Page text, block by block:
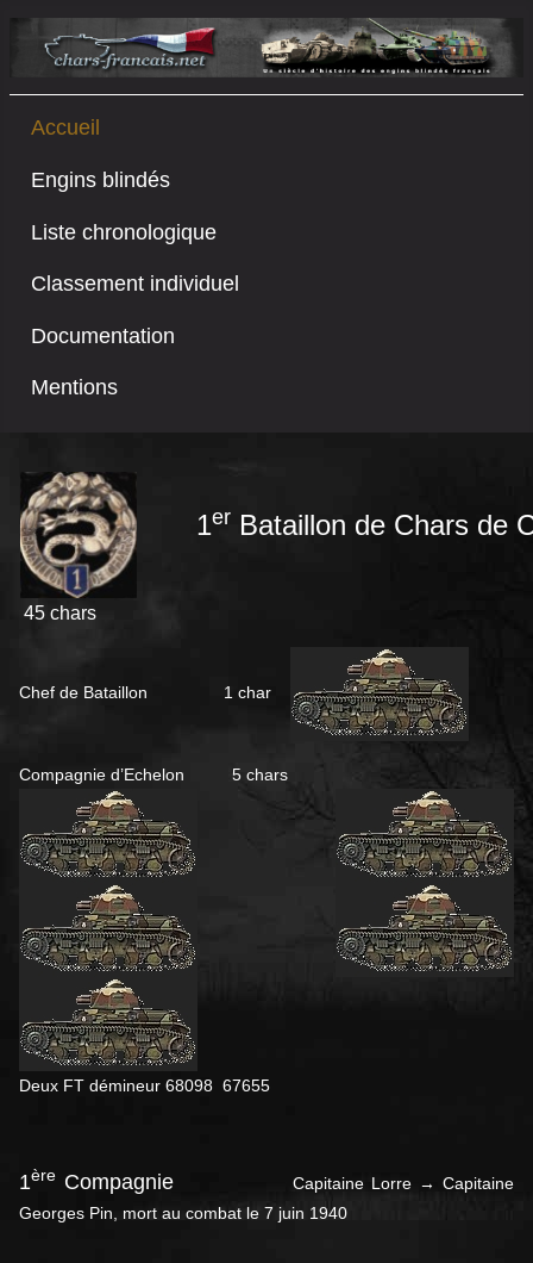
Accueil
Engins blindés
Liste chronologique
Classement individuel
Documentation
Mentions
1er Bataillon de Chars de
45 chars
Chef de Bataillon 1 char
Compagnie d’Echelon 5 chars
Deux FT démineur 68098 67655
1ère CompagnieCapitaine Lorre → Capitaine
Georges Pin, mort au combat le 7 juin 1940